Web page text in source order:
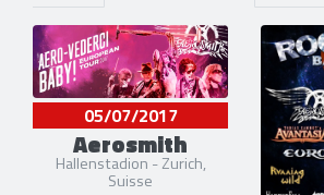
05/07/2017
Aerosmith
Hallenstadion - Zurich,
Suisse